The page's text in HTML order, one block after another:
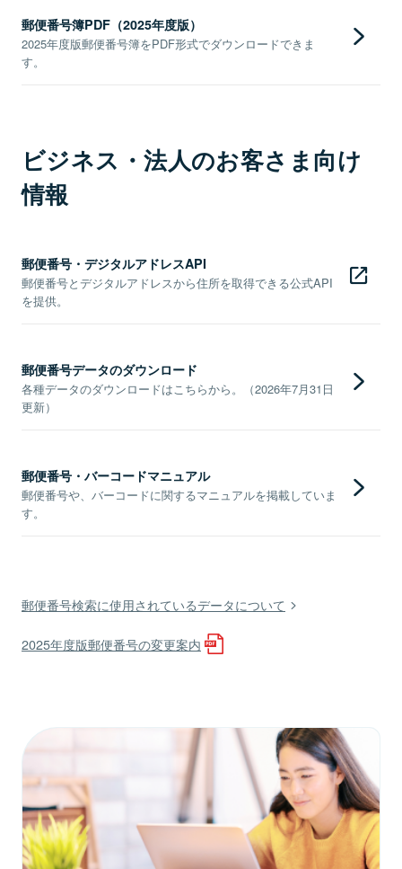
郵便番号簿PDF（2025年度版）
2025年度版郵便番号簿をPDF形式でダウンロードできま
す。
ビジネス・法人のお客さま向け
情報
郵便番号・デジタルアドレスAPI
郵便番号とデジタルアドレスから住所を取得できる公式API
を提供。
郵便番号データのダウンロード
各種データのダウンロードはこちらから。（2026年7月31日
更新）
郵便番号・バーコードマニュアル
郵便番号や、バーコードに関するマニュアルを掲載していま
す。
郵便番号検索に使用されているデータについて
2025年度版郵便番号の変更案内